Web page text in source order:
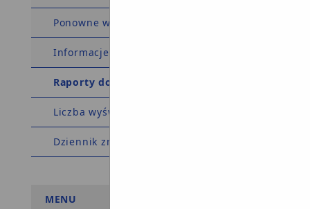
Ponowne wykorzystanie
Informacje o BIP
Raporty dostępności
Liczba wyświetleń: 6003493
Dziennik zmian w BIP
MENU